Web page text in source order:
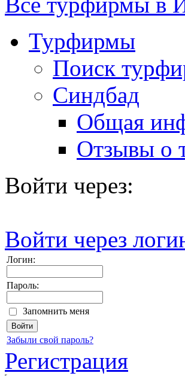
Турфирмы
Поиск
Синдбад
Общая
Отзывы о
Войти через:
Войти через
Логин:
Пароль:
Запомнить меня
Забыли свой пароль?
Регистрация